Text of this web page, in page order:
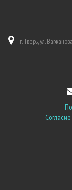
г. Тверь, ул.